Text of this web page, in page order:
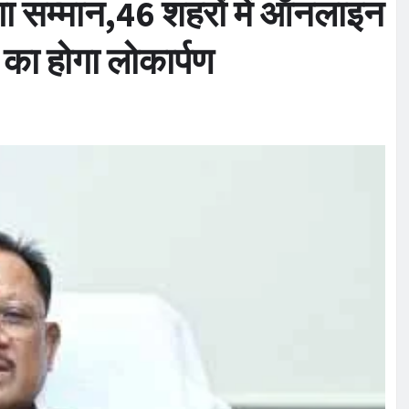
सम्मान,46 शहरों में ऑनलाइन
होगा लोकार्पण